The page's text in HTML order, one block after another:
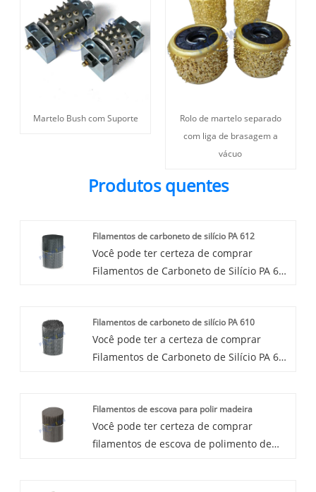
Martelo Bush com Suporte
Rolo de martelo separado
com liga de brasagem a
vácuo
Produtos quentes
Filamentos de carboneto de silício PA 612
Você pode ter certeza de comprar
Filamentos de Carboneto de Silício PA 612
quiser saber mais, pode nos consultar
agora, responderemos a tempo!
Filamentos de carboneto de silício PA 610
Você pode ter a certeza de comprar
Filamentos de Carboneto de Silício PA 610
Filamentos de escova para polir madeira
Você pode ter certeza de comprar
filamentos de escova de polimento de